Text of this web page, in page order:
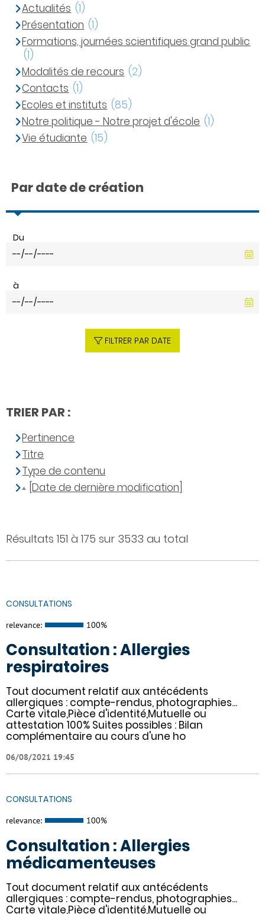
Résultats 151 à 175 sur 3533 au total
CONSULTATIONS
relevance: 100%
Consultation : Allergies
respiratoires
Tout document relatif aux antécédents
allergiques : compte-rendus, photographies...
Carte vitale,Pièce d'identité,Mutuelle ou
attestation 100% Suites possibles : Bilan
complémentaire au cours d'une ho
06/08/2021 19:45
CONSULTATIONS
relevance: 100%
Consultation : Allergies
médicamenteuses
Tout document relatif aux antécédents
allergiques : compte-rendus, photographies...
Carte vitale,Pièce d'identité,Mutuelle ou
Actualités (1)
Présentation (1)
Formations, journées scientifiques grand public
(1)
Modalités de recours (2)
Contacts (1)
Ecoles et instituts (85)
Notre politique - Notre projet d'école (1)
Vie étudiante (15)
Par date de création
Du
à
FILTRER PAR DATE
TRIER PAR :
Pertinence
Titre
Type de contenu
[Date de dernière modification]